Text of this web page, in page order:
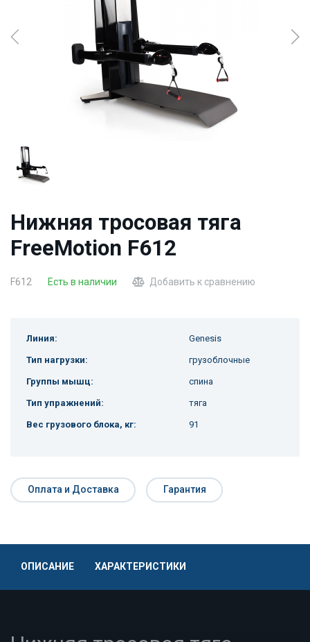
Нижняя тросовая тяга
FreeMotion F612
F612 Есть в наличии Добавить к сравнению
Линия: Genesis
Тип нагрузки: грузоблочные
Группы мышц: спина
Тип упражнений: тяга
Вес грузового блока, кг: 91
Оплата и Доставка Гарантия
ОПИСАНИЕ ХАРАКТЕРИСТИКИ